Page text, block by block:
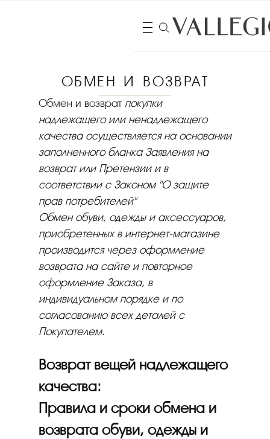
ОБМЕН И ВОЗВРАТ
Обмен и возврат покупки
надлежащего или ненадлежащего
качества осуществляется на основании
заполненного бланка Заявления на
возврат или Претензии и в
соответствии с Законом "О защите
прав потребителей"
Обмен обуви, одежды и аксессуаров,
приобретенных в интернет-магазине
производится через оформление
возврата на сайте и повторное
оформление Заказа, в
индивидуальном порядке и по
согласованию всех деталей с
Покупателем.
Возврат вещей надлежащего
качества:
Правила и сроки обмена и
возврата обуви, одежды и